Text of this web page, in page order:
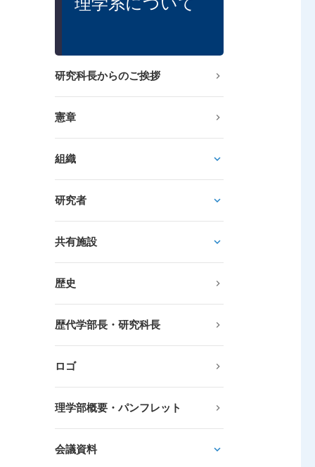
研究科長からのご挨拶
憲章
組織
研究者
共有施設
歴史
歴代学部長・研究科長
ロゴ
理学部概要・パンフレット
会議資料